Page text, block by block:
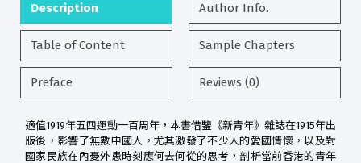
Description Author Info.
Table of Content Sample Chapters
Preface Reviews (0)
適值1919年五四運動一百周年，本書借鑒《新青年》雜誌在1915年出
版後，影響了無數中國人，尤其激發了不少人的愛國情懷，以及對
國家民族在內憂外患時刻應何去何從的思考，剖析當前香港的青年